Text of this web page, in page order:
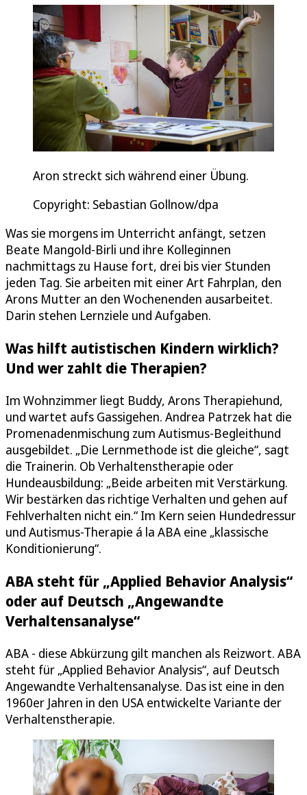
Aron streckt sich während einer Übung.
Copyright: Sebastian Gollnow/dpa
Was sie morgens im Unterricht anfängt, setzen
Beate Mangold-Birli und ihre Kolleginnen
nachmittags zu Hause fort, drei bis vier Stunden
jeden Tag. Sie arbeiten mit einer Art Fahrplan, den
Arons Mutter an den Wochenenden ausarbeitet.
Darin stehen Lernziele und Aufgaben.
Was hilft autistischen Kindern wirklich?
Und wer zahlt die Therapien?
Im Wohnzimmer liegt Buddy, Arons Therapiehund,
und wartet aufs Gassigehen. Andrea Patrzek hat die
Promenadenmischung zum Autismus-Begleithund
ausgebildet. „Die Lernmethode ist die gleiche“, sagt
die Trainerin. Ob Verhaltenstherapie oder
Hundeausbildung: „Beide arbeiten mit Verstärkung.
Wir bestärken das richtige Verhalten und gehen auf
Fehlverhalten nicht ein.“ Im Kern seien Hundedressur
und Autismus-Therapie á la ABA eine „klassische
Konditionierung“.
ABA steht für „Applied Behavior Analysis“
oder auf Deutsch „Angewandte
Verhaltensanalyse“
ABA - diese Abkürzung gilt manchen als Reizwort. ABA
steht für „Applied Behavior Analysis“, auf Deutsch
Angewandte Verhaltensanalyse. Das ist eine in den
1960er Jahren in den USA entwickelte Variante der
Verhaltenstherapie.